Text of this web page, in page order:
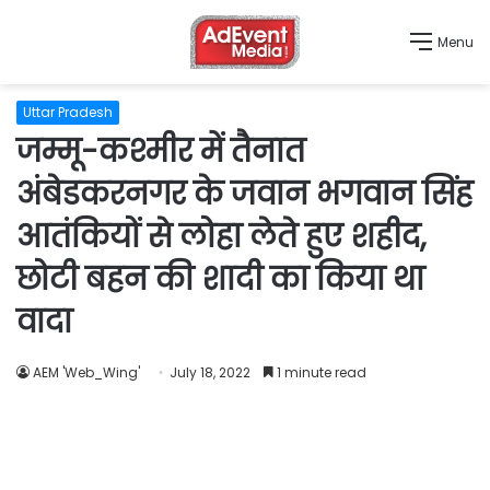
Menu
Uttar Pradesh
जम्मू-कश्मीर में तैनात
अंबेडकरनगर के जवान भगवान सिंह
आतंकियों से लोहा लेते हुए शहीद,
छोटी बहन की शादी का किया था
वादा
AEM 'Web_Wing' July 18, 2022 1 minute read